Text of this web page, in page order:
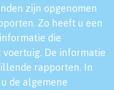
zijn opgenomen
Zo heeft u een
die
De informatie
rapporten. In
de algemene